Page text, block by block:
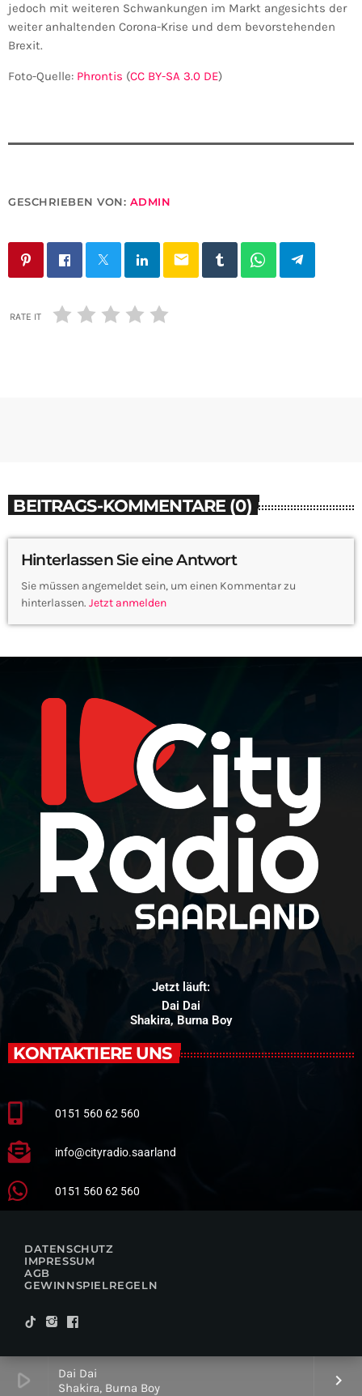
play_arrow
Dai Dai
Shakira, Burna Boy
keyboard_arrow_right
jedoch mit weiteren Schwankungen im Markt angesichts der
weiter anhaltenden Corona-Krise und dem bevorstehenden
Brexit.
Foto-Quelle: Phrontis (CC BY-SA 3.0 DE)
GESCHRIEBEN VON: ADMIN
email
RATE IT
BEITRAGS-KOMMENTARE (0)
Hinterlassen Sie eine Antwort
Sie müssen angemeldet sein, um einen Kommentar zu
hinterlassen. Jetzt anmelden
Jetzt läuft:
Dai Dai
Shakira, Burna Boy
KONTAKTIERE UNS
0151 560 62 560
info@cityradio.saarland
0151 560 62 560
DATENSCHUTZ
IMPRESSUM
AGB
GEWINNSPIELREGELN